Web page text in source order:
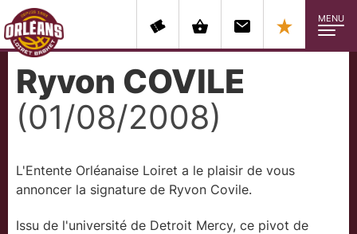
MENU
Ryvon COVILE
(01/08/2008)
L'Entente Orléanaise Loiret a le plaisir de vous
annoncer la signature de Ryvon Covile.
Issu de l'université de Detroit Mercy, ce pivot de